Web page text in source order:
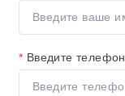
* Введите телефон